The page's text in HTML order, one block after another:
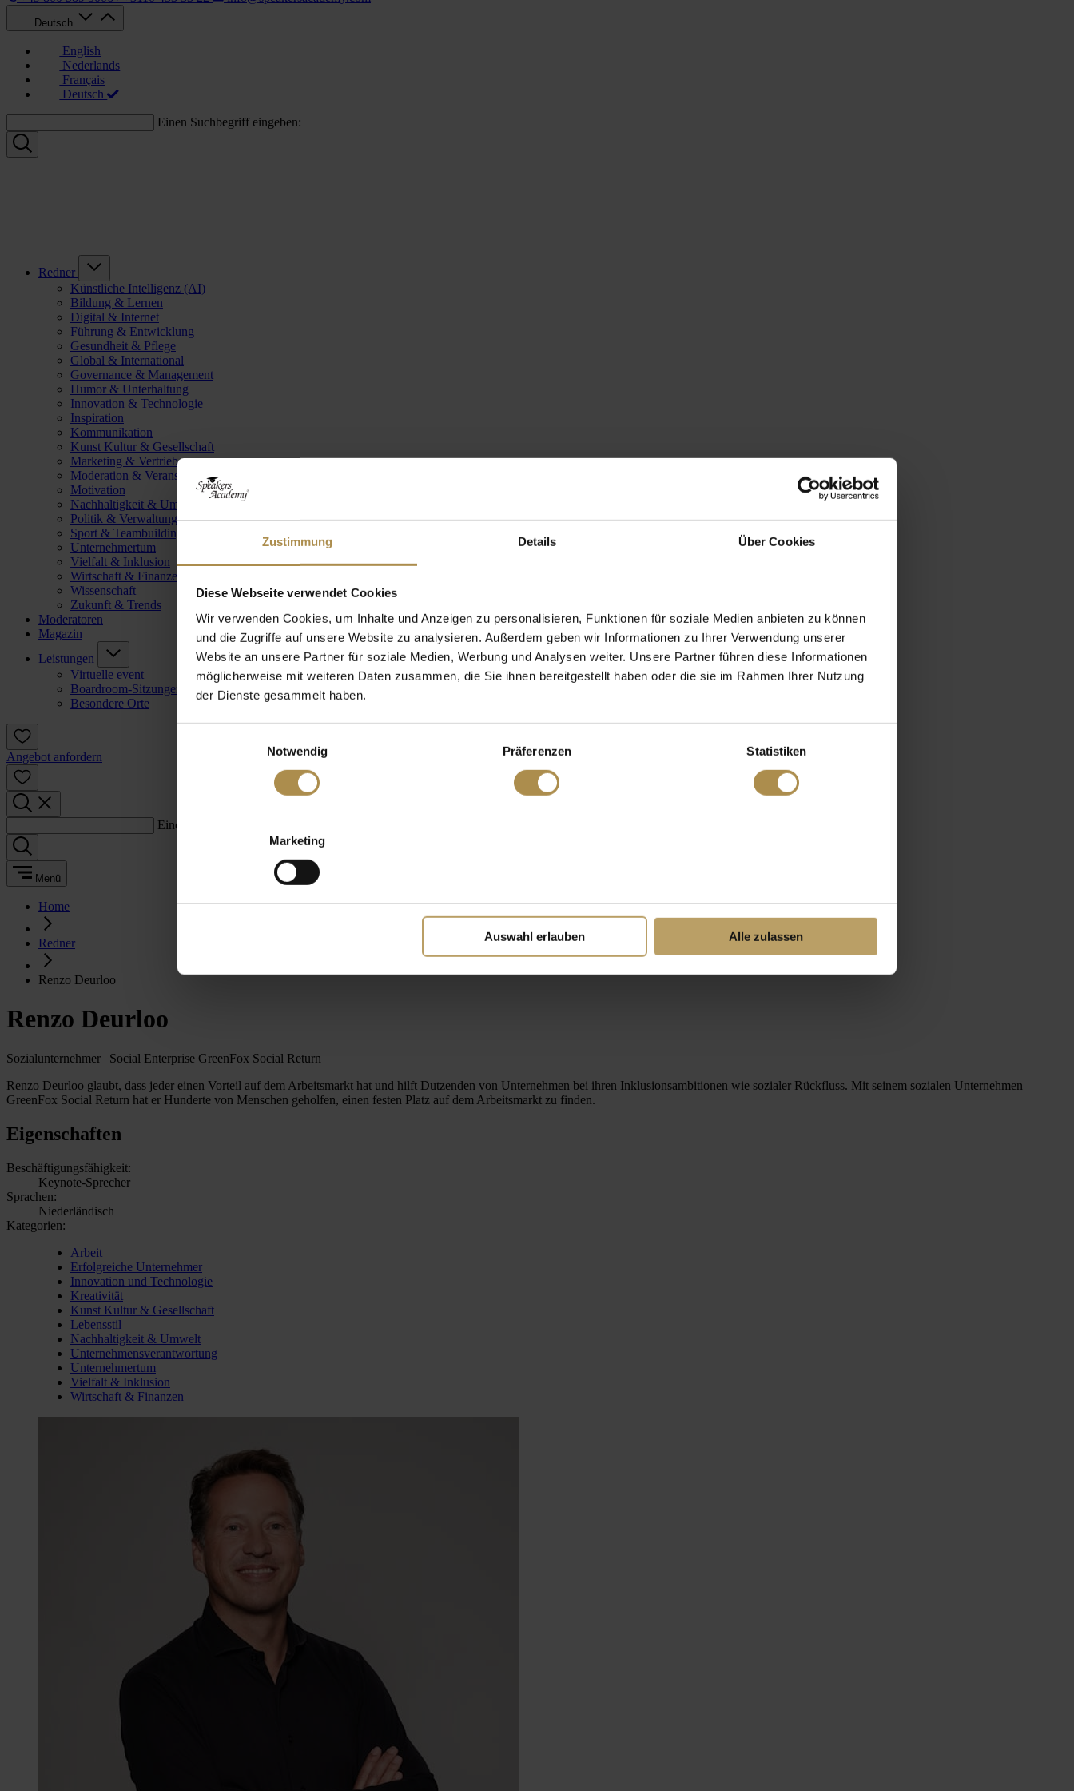
Zustimmung Details Über Cookies
Diese Webseite verwendet Cookies
Wir verwenden Cookies, um Inhalte und Anzeigen zu personalisieren, Funktionen für soziale Medien anbieten zu können
und die Zugriffe auf unsere Website zu analysieren. Außerdem geben wir Informationen zu Ihrer Verwendung unserer
Website an unsere Partner für soziale Medien, Werbung und Analysen weiter. Unsere Partner führen diese Informationen
möglicherweise mit weiteren Daten zusammen, die Sie ihnen bereitgestellt haben oder die sie im Rahmen Ihrer Nutzung
der Dienste gesammelt haben.
Notwendig
Präferenzen Statistiken
Marketing
Auswahl erlauben Alle zulassen
Deutsch
English
Nederlands
Français
Deutsch
Einen Suchbegriff eingeben:
Redner
Künstliche Intelligenz (AI)
Bildung & Lernen
Digital & Internet
Führung & Entwicklung
Gesundheit & Pflege
Global & International
Governance & Management
Humor & Unterhaltung
Innovation & Technologie
Inspiration
Kommunikation
Kunst Kultur & Gesellschaft
Marketing & Vertrieb
Moderation & Veranstaltungsleitung
Motivation
Nachhaltigkeit & Umwelt
Politik & Verwaltung
Sport & Teambuilding
Unternehmertum
Vielfalt & Inklusion
Wirtschaft & Finanzen
Wissenschaft
Zukunft & Trends
Moderatoren
Magazin
Leistungen
Virtuelle event
Boardroom-Sitzungen
Besondere Orte
Angebot anfordern
Einen Suchbegriff eingeben:
Menü
Home
Redner
Renzo Deurloo
Renzo Deurloo
Sozialunternehmer | Social Enterprise GreenFox Social Return
Renzo Deurloo glaubt, dass jeder einen Vorteil auf dem Arbeitsmarkt hat und hilft Dutzenden von Unternehmen bei ihren Inklusionsambitionen wie sozialer Rückfluss. Mit seinem sozialen Unternehmen
GreenFox Social Return hat er Hunderte von Menschen geholfen, einen festen Platz auf dem Arbeitsmarkt zu finden.
Eigenschaften
Beschäftigungsfähigkeit:
Keynote-Sprecher
Sprachen:
Niederländisch
Kategorien:
Arbeit
Erfolgreiche Unternehmer
Innovation und Technologie
Kreativität
Kunst Kultur & Gesellschaft
Lebensstil
Nachhaltigkeit & Umwelt
Unternehmensverantwortung
Unternehmertum
Vielfalt & Inklusion
Wirtschaft & Finanzen